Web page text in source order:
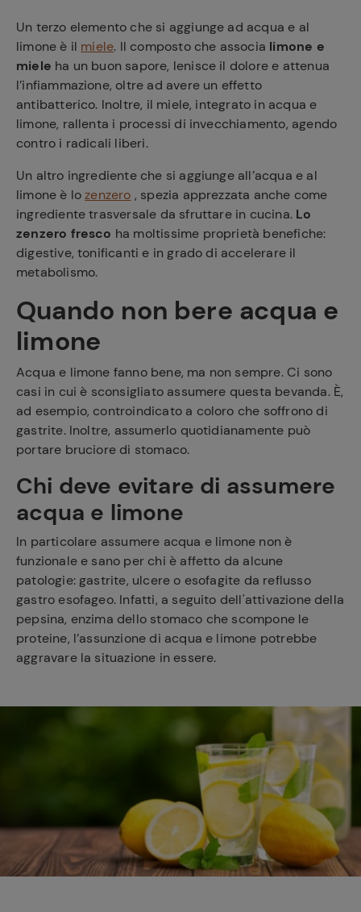
Un terzo elemento che si aggiunge ad acqua e al
limone è il miele. Il composto che associa limone e
miele ha un buon sapore, lenisce il dolore e attenua
l’infiammazione, oltre ad avere un effetto
antibatterico. Inoltre, il miele, integrato in acqua e
limone, rallenta i processi di invecchiamento, agendo
contro i radicali liberi.
Un altro ingrediente che si aggiunge all’acqua e al
limone è lozenzero , spezia apprezzata anche come
ingrediente trasversale da sfruttare in cucina. Lo
zenzero fresco ha moltissime proprietà benefiche:
digestive, tonificanti e in grado di accelerare il
metabolismo.
Quando non bere acqua e
limone
Acqua e limone fanno bene, ma non sempre. Ci sono
casi in cui è sconsigliato assumere questa bevanda. È,
ad esempio, controindicato a coloro che soffrono di
gastrite. Inoltre, assumerlo quotidianamente può
portare bruciore di stomaco.
Chi deve evitare di assumere
acqua e limone
In particolare assumere acqua e limone non è
funzionale e sano per chi è affetto da alcune
patologie: gastrite, ulcere o esofagite da reflusso
gastro esofageo. Infatti, a seguito dell'attivazione della
pepsina, enzima dello stomaco che scompone le
proteine, l’assunzione di acqua e limone potrebbe
aggravare la situazione in essere.
Ricette
preferite